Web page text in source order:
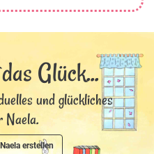
Glück...
und glückliches
Naela.
erstellen